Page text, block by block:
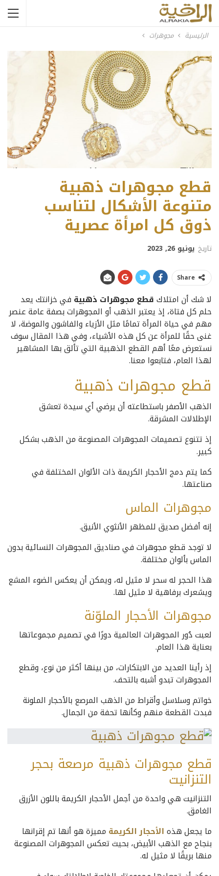
الرئيسية مجوهرات
قطع مجوهرات ذهبية
متنوعة الأشكال لتناسب
ذوق كل امرأة عصرية
تاريخ يونيو 26, 2023
Share
لا شك أن امتلاكقطع مجوهرات ذهبية في خزانتك يعد
حلم كل فتاة، إذ يعتبر الذهب أو المجوهرات بصفة عامة عنصر
مهم في حياة المرأة تمامًا مثل الأزياء والفاشون والموضة، لا
غنى حقًا للمرأة عن كل هذه الأشياء، وفي هذا المقال سوف
نستعرض معًا أهم القطع الذهبية التي تألق بها المشاهير
لهذا العام، فتابعوا معنا.
قطع مجوهرات ذهبية
الذهب الأصفر باستطاعته أن يرضي أي سيدة تعشق
الإطلالات المشرقة.
إذ تتنوع تصميمات المجوهرات المصنوعة من الذهب بشكل
كبير.
كما يتم دمج الأحجار الكريمة ذات الألوان المختلفة في
صناعتها.
مجوهرات الماس
إنه أفضل صديق للمظهر الأنثوي الأنيق.
لا توجد قطع مجوهرات في صناديق المجوهرات النسائية بدون
الماس بألوان مختلفة.
هذا الحجر له سحر لا مثيل له، ويمكن أن يعكس الضوء المشع
ويشعرك برفاهية لا مثيل لها.
مجوهرات الأحجار الملوّنة
لعبت دُور المجوهرات العالمية دورًا في تصميم مجموعاتها
بعناية هذا العام.
إذ رأينا العديد من الابتكارات، من بينها أكثر من نوع، وقطع
المجوهرات تبدو أشبه بالتحف.
خواتم وسلاسل وأقراط من الذهب المرصع بالأحجار الملونة
فبدت القطعة منهم وكأنها تحفة من الجمال.
قطع مجوهرات ذهبية مرصعة بحجر
التنزانيت
التنزانيت هي واحدة من أجمل الأحجار الكريمة باللون الأزرق
الغامق.
ما يجعل هذهالأحجار الكريمة مميزة هو أنها تم إقرانها
بنجاح مع الذهب الأبيض، بحيث تعكس المجوهرات المصنوعة
منها بريقًا لا مثيل له.